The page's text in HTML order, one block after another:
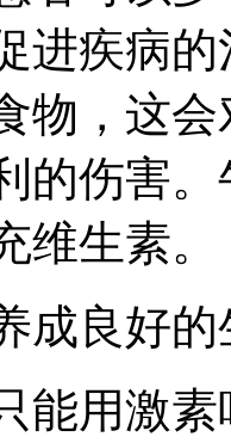
进疾病
物，这
的伤害
维生素。
成良好
能用激素